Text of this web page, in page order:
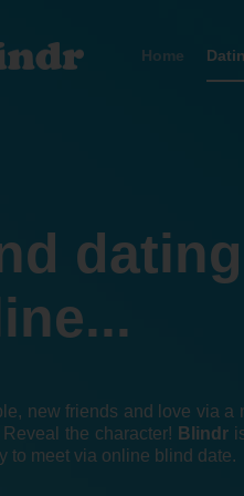
Home
dating
new friends and love via
the character! Blindr
to meet via online blind date.